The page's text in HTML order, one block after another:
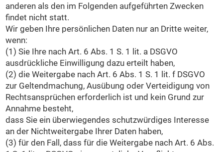
anderen als den im Folgenden aufgeführten Zwecken
findet nicht statt.
Wir geben Ihre persönlichen Daten nur an Dritte weiter,
wenn:
(1) Sie Ihre nach Art. 6 Abs. 1 S. 1 lit. a DSGVO
ausdrückliche Einwilligung dazu erteilt haben,
(2) die Weitergabe nach Art. 6 Abs. 1 S. 1 lit. f DSGVO
zur Geltendmachung, Ausübung oder Verteidigung von
Rechtsansprüchen erforderlich ist und kein Grund zur
Annahme besteht,
dass Sie ein überwiegendes schutzwürdiges Interesse
an der Nichtweitergabe Ihrer Daten haben,
(3) für den Fall, dass für die Weitergabe nach Art. 6 Abs.